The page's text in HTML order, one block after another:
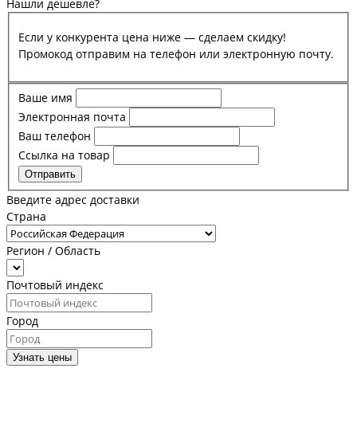
Нашли дешевле?
Если у конкурента цена ниже — сделаем скидку!
Промокод отправим на телефон или электронную почту.
Ваше имя
Электронная почта
Ваш телефон
Ссылка на товар
Отправить
Введите адрес доставки
Страна
Регион / Область
Почтовый индекс
Город
Узнать цены